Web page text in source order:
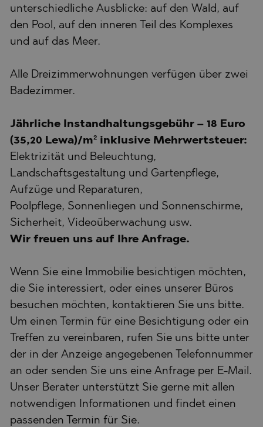
unterschiedliche Ausblicke: auf den Wald, auf
den Pool, auf den inneren Teil des Komplexes
und auf das Meer.
Alle Dreizimmerwohnungen verfügen über zwei
Badezimmer.
Jährliche Instandhaltungsgebühr – 18 Euro
(35,20 Lewa)/m² inklusive Mehrwertsteuer:
Elektrizität und Beleuchtung,
Landschaftsgestaltung und Gartenpflege,
Aufzüge und Reparaturen,
Poolpflege, Sonnenliegen und Sonnenschirme,
Sicherheit, Videoüberwachung usw.
Wir freuen uns auf Ihre Anfrage.
Wenn Sie eine Immobilie besichtigen möchten,
die Sie interessiert, oder eines unserer Büros
besuchen möchten, kontaktieren Sie uns bitte.
Um einen Termin für eine Besichtigung oder ein
Treffen zu vereinbaren, rufen Sie uns bitte unter
der in der Anzeige angegebenen Telefonnummer
an oder senden Sie uns eine Anfrage per E-Mail.
Unser Berater unterstützt Sie gerne mit allen
notwendigen Informationen und findet einen
passenden Termin für Sie.